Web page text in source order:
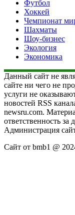
Футбол
Хоккей
Чемпионат
Шахматы
Шоу-бизнес
Экология
Экономика
Данный сайт не
сайте ни чего не
услуги не
новостей RSS
newsru.com.
ответственность
Администрация
Сайт от bmb1 @